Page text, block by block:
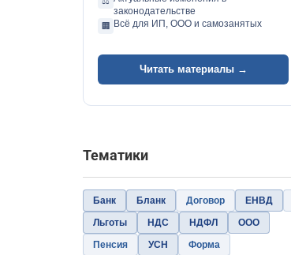
законодательстве
🏢 Всё для ИП, ООО и самозанятых
Читать материалы →
Тематики
Банк Бланк Договор ЕНВД
Льготы
НДС НДФЛ
ООО
Пенсия
УСН
Форма